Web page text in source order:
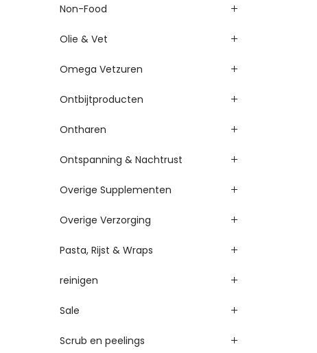
Non-Food
Olie & Vet
Omega Vetzuren
Ontbijtproducten
Ontharen
Ontspanning & Nachtrust
Overige Supplementen
Overige Verzorging
Pasta, Rijst & Wraps
reinigen
Sale
Scrub en peelings